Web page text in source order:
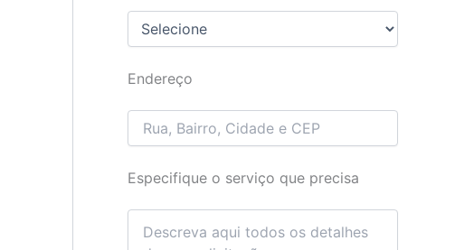
Endereço
Especifique o serviço que precisa